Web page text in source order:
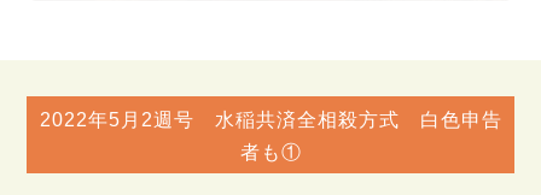
2022年5月2週号 水稲共済全相殺方式 白色申告
者も①